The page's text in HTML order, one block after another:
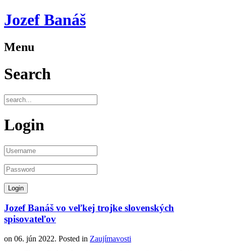
Jozef Banáš
Menu
Search
Login
Jozef Banáš vo veľkej trojke slovenských
spisovateľov
on 06. jún 2022. Posted in Zaujímavosti